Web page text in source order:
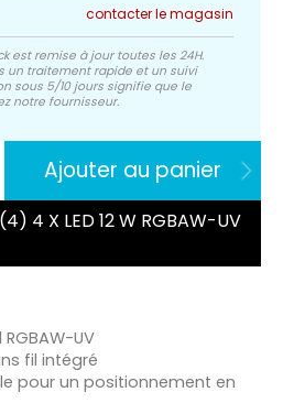
contacter le magasin
est remise à jour toutes les 24H.
un traitement rapide et un suivi
sous 5/10 jours signifie que le
notre fournisseur.
Ajouter au panier
4 X LED 12 W RGBAW-UV
RGBAW-UV
fil intégré
pour un positionnement en